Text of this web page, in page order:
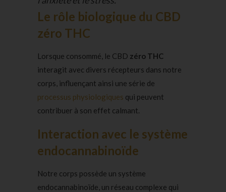
Le rôle biologique du CBD
zéro THC
Lorsque consommé, le CBD zéro THC
interagit avec divers récepteurs dans notre
corps, influençant ainsi une série de
processus physiologiques qui peuvent
contribuer à son effet calmant.
Interaction avec le système
endocannabinoïde
Notre corps possède un système
endocannabinoïde, un réseau complexe qui